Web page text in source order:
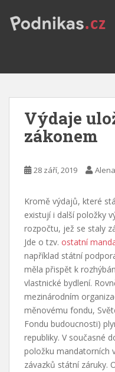
o
Výdaje
zákonem
28 září, 2019
Kromě výdajů, které
existují i další položky
rozpočtu, jež se staly
Jde o tzv. ostatní
například státní
měla přispět k
vlastnické bydlení.
mezinárodním
měnovému fondu,
Fondu budoucnosti)
republiky. V současné
položku mandatorních
závazků státní záruky.